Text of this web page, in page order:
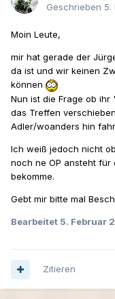
Geschrieben 5.
Moin Leute,
mir hat gerade der
da ist und wir keinen
können
Nun ist die Frage ob
das Treffen
Adler/woanders hin
Ich weiß jedoch nicht
noch ne OP ansteht für
bekomme.
Gebt mir bitte mal
Bearbeitet 5. Februar
Zitieren